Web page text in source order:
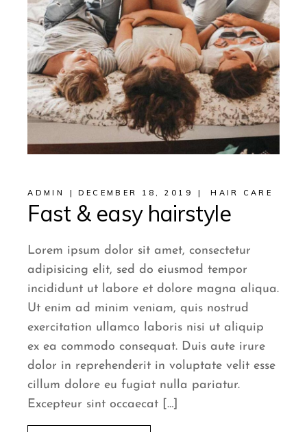
ADMIN DECEMBER 18, 2019 HAIR CARE
Fast & easy hairstyle
Lorem ipsum dolor sit amet, consectetur
adipisicing elit, sed do eiusmod tempor
incididunt ut labore et dolore magna aliqua.
Ut enim ad minim veniam, quis nostrud
exercitation ullamco laboris nisi ut aliquip
ex ea commodo consequat. Duis aute irure
dolor in reprehenderit in voluptate velit esse
cillum dolore eu fugiat nulla pariatur.
Excepteur sint occaecat […]